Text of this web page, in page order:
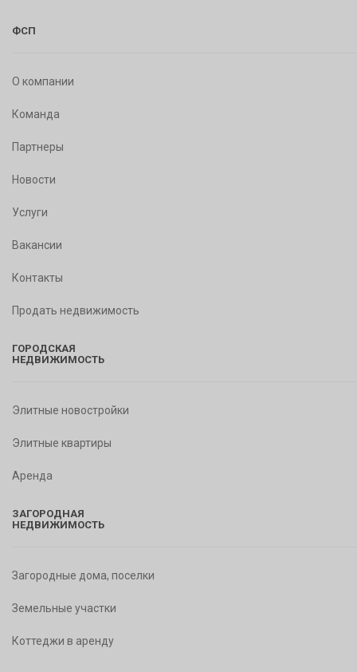
ФСП
О компании
Команда
Партнеры
Новости
Услуги
Вакансии
Контакты
Продать недвижимость
ГОРОДСКАЯ
НЕДВИЖИМОСТЬ
Элитные новостройки
Элитные квартиры
Аренда
ЗАГОРОДНАЯ
НЕДВИЖИМОСТЬ
Загородные дома, поселки
Земельные участки
Коттеджи в аренду